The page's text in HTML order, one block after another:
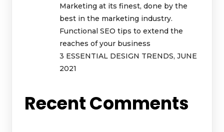
Marketing at its finest, done by the
best in the marketing industry.
Functional SEO tips to extend the
reaches of your business
3 ESSENTIAL DESIGN TRENDS, JUNE
2021
Recent Comments